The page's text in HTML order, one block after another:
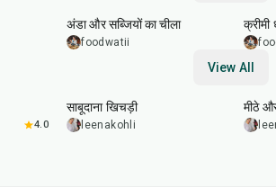
अंडा और सब्जियों का चीला
foodwatii
View All
4.0
साबूदाना खिचड़ी
leenakohli
मीठे